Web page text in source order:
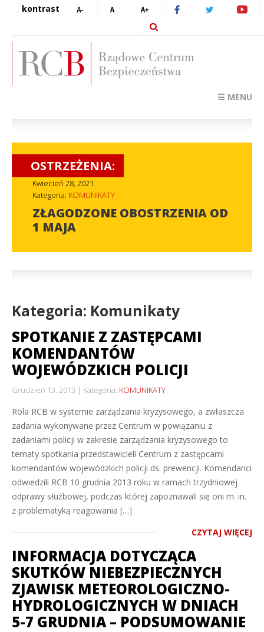
kontrast
☰ MENU
OSTRZEŻENIA:
Kwiecień 28, 2021
Kategoria: KOMUNIKATY
ZŁAGODZONE OBOSTRZENIA OD
1 MAJA
Kategoria: Komunikaty
SPOTKANIE Z ZASTĘPCAMI
KOMENDANTÓW
WOJEWÓDZKICH POLICJI
Grudzień 13, 2013 Kategoria: KOMUNIKATY
Rola RCB w systemie zarządzania kryzysowego, a zwłaszcza
zadania wykonywane przez Centrum w powiązaniu z
zadaniami policji w zakresie zarządzania kryzysowego to
tematy spotkania przedstawicieli Centrum z zastępcami
komendantów wojewódzkich policji ds. prewencji. Komendanci
odwiedzili RCB 10 grudnia 2013 roku w ramach trzydniowej
odprawy służbowej, podczas której zapoznawali się oni m. in.
z problematyką reagowania […]
CZYTAJ WIĘCEJ
INFORMACJA DOTYCZĄCA
SKUTKÓW NIEBEZPIECZNYCH
ZJAWISK METEOROLOGICZNO-
HYDROLOGICZNYCH W DNIACH
5-7 GRUDNIA – PODSUMOWANIE